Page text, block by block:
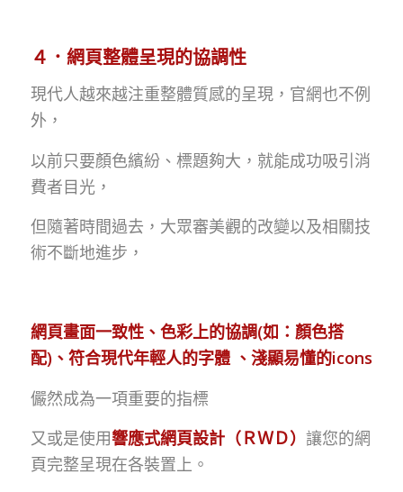
４．網頁整體呈現的協調性
現代人越來越注重整體質感的呈現，官網也不例
外，
以前只要顏色繽紛、標題夠大，就能成功吸引消
費者目光，
但隨著時間過去，大眾審美觀的改變以及相關技
術不斷地進步，
網頁畫面一致性、色彩上的協調(如：顏色搭
配)、符合現代年輕人的字體 、淺顯易懂的icons
儼然成為一項重要的指標
又或是使用響應式網頁設計（ＲＷＤ） 讓您的網
頁完整呈現在各裝置上。